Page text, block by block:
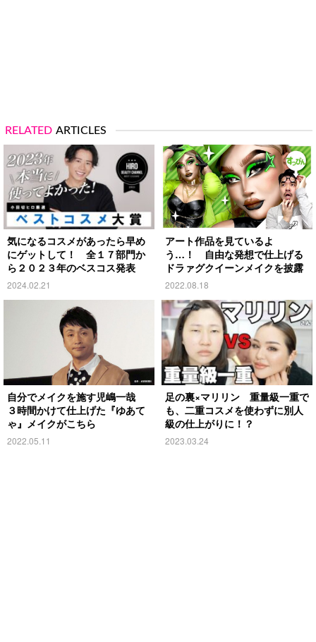
RELATED ARTICLES
気になるコスメがあったら早め
にゲットして！ 全１７部門か
ら２０２３年のベスコス発表
2024.02.21
アート作品を見ているよ
う…！ 自由な発想で仕上げる
ドラァグクイーンメイクを披露
2022.08.18
自分でメイクを施す児嶋一哉
３時間かけて仕上げた『ゆあて
ゃ』メイクがこちら
2022.05.11
足の裏×マリリン 重量級一重で
も、二重コスメを使わずに別人
級の仕上がりに！？
2023.03.24